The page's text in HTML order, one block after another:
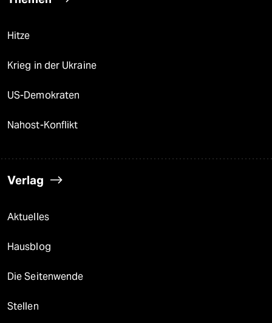
Hitze
Krieg in der Ukraine
US-Demokraten
Nahost-Konflikt
Verlag
Aktuelles
Hausblog
Die Seitenwende
Stellen